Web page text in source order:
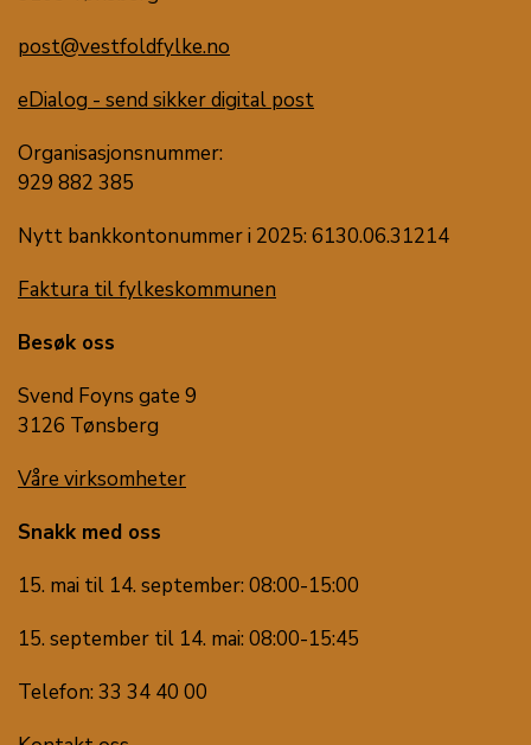
post@vestfoldfylke.no
eDialog - send sikker digital post
Organisasjonsnummer:
929 882 385
Nytt bankkontonummer i 2025: 6130.06.31214
Faktura til fylkeskommunen
Besøk oss
Svend Foyns gate 9
3126 Tønsberg
Våre virksomheter
Snakk med oss
15. mai til 14. september: 08:00-15:00
15. september til 14. mai: 08:00-15:45
Telefon: 33 34 40 00